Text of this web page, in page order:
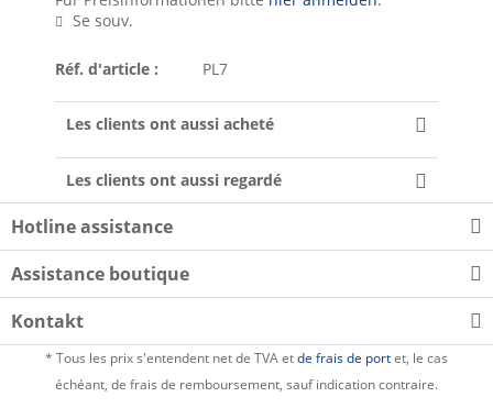
Se souv.
Réf. d'article : PL7
Les clients ont aussi acheté
Les clients ont aussi regardé
Hotline assistance
Assistance boutique
Kontakt
* Tous les prix s'entendent net de TVA etde frais de portet, le cas
échéant, de frais de remboursement, sauf indication contraire.